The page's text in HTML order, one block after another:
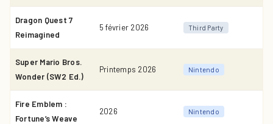
Dragon Quest 7
Reimagined
5 février 2026 Third Party
Super Mario Bros.
Wonder (SW2 Ed.)
Printemps 2026 Nintendo
Fire Emblem :
Fortune’s Weave
2026 Nintendo